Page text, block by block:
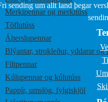
Merkipennar og merkitúss
Töflutúss
Áherslupennar
Blýantar, strokleður, yddarar og
Filtpennar
Kúlupennar og kúlutúss
Pappír, umslög, fylgiskjöl
sending um allt land þegar